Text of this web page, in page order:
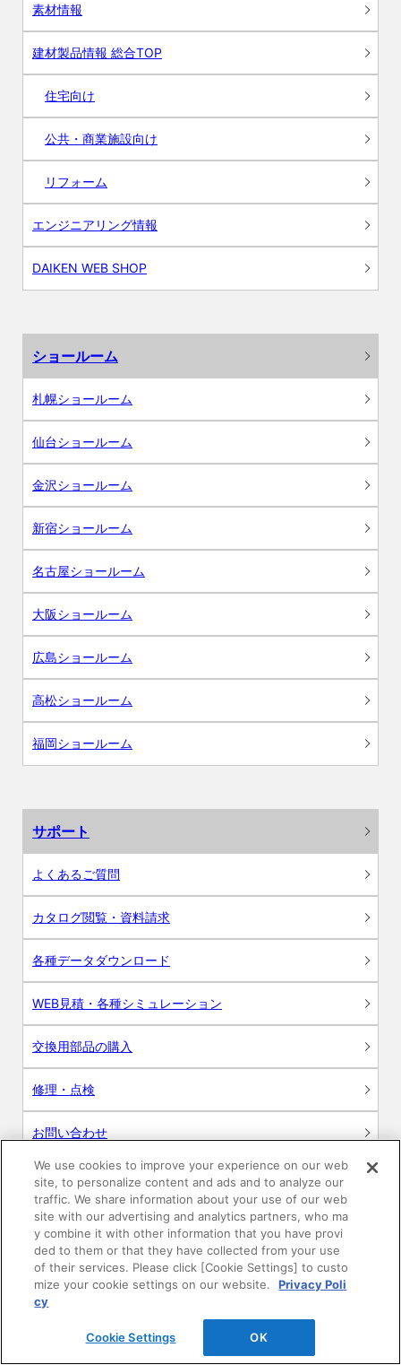
素材情報
建材製品情報 総合TOP
住宅向け
公共・商業施設向け
リフォーム
エンジニアリング情報
DAIKEN WEB SHOP
ショールーム
札幌ショールーム
仙台ショールーム
金沢ショールーム
新宿ショールーム
名古屋ショールーム
大阪ショールーム
広島ショールーム
高松ショールーム
福岡ショールーム
サポート
よくあるご質問
カタログ閲覧・資料請求
各種データダウンロード
WEB見積・各種シミュレーション
交換用部品の購入
修理・点検
お問い合わせ
ログイン
建築・設計関係者様向けサイト
ユーザー登録サービス
WEB見積システム
収納プランニングソフト
We use cookies to improve your experience on our web
site, to personalize content and ads and to analyze our
traffic. We share information about your use of our web
site with our advertising and analytics partners, who ma
y combine it with other information that you have provi
ded to them or that they have collected from your use
of their services. Please click [Cookie Settings] to custo
mize your cookie settings on our website.
Privacy Poli
cy
Cookie Settings OK